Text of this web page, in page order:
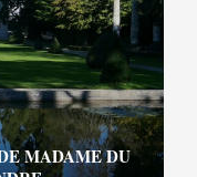
MADAME DU